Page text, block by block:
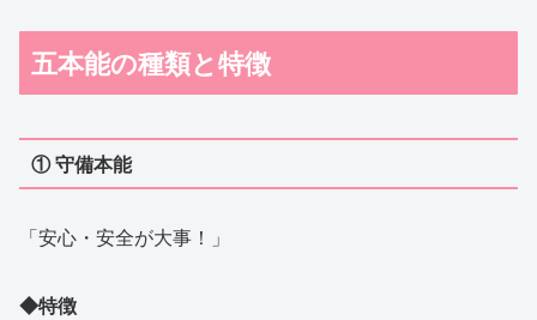
五本能の種類と特徴
① 守備本能
「安心・安全が大事！」
◆特徴